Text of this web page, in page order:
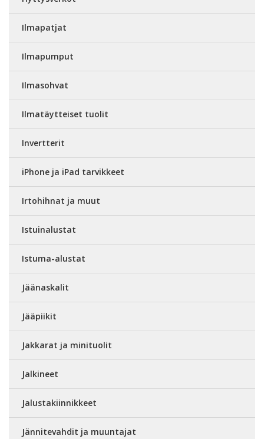
Ilmapatjat
Ilmapumput
Ilmasohvat
Ilmatäytteiset tuolit
Invertterit
iPhone ja iPad tarvikkeet
Irtohihnat ja muut
Istuinalustat
Istuma-alustat
Jäänaskalit
Jääpiikit
Jakkarat ja minituolit
Jalkineet
Jalustakiinnikkeet
Jännitevahdit ja muuntajat